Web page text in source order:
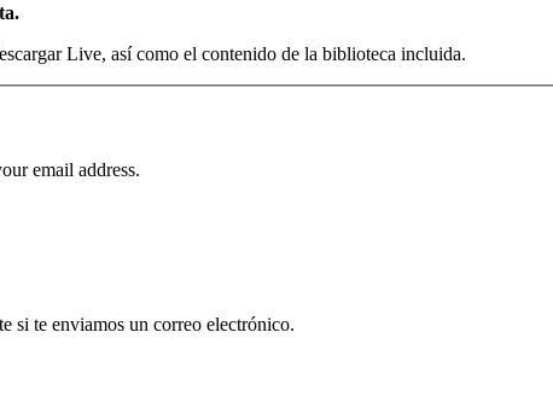
Live, así como el contenido de la biblioteca incluida.
email address.
si te enviamos un correo electrónico.